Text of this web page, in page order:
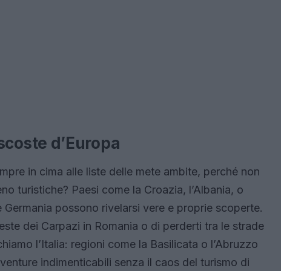
d’Europa
in cima alle liste delle mete ambite, perché non
turistiche? Paesi come la Croazia, l’Albania, o
possono rivelarsi vere e proprie scoperte.
dei Carpazi in Romania o di perderti tra le strade
l’Italia: regioni come la Basilicata o l’Abruzzo
indimenticabili senza il caos del turismo di